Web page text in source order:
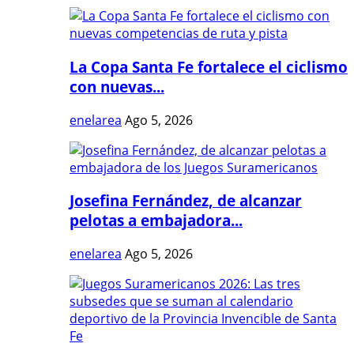
La Copa Santa Fe fortalece el ciclismo
con nuevas...
enelarea Ago 5, 2026
Josefina Fernández, de alcanzar
pelotas a embajadora...
enelarea Ago 5, 2026